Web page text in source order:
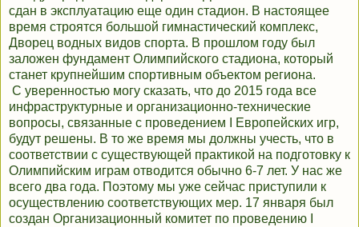
сдан в эксплуатацию еще один стадион. В настоящее
время строятся большой гимнастический комплекс,
Дворец водных видов спорта. В прошлом году был
заложен фундамент Олимпийского стадиона, который
станет крупнейшим спортивным объектом региона.
С уверенностью могу сказать, что до 2015 года все
инфраструктурные и организационно-технические
вопросы, связанные с проведением I Европейских игр,
будут решены. В то же время мы должны учесть, что в
соответствии с существующей практикой на подготовку к
Олимпийским играм отводится обычно 6-7 лет. У нас же
всего два года. Поэтому мы уже сейчас приступили к
осуществлению соответствующих мер. 17 января был
создан Организационный комитет по проведению I